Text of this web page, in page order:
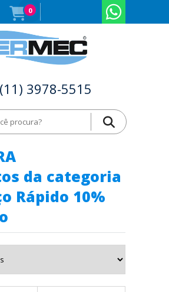
0
3978-5515
Bits Aço Rápido 10% Cobalto
da categoria
Rápido 10%